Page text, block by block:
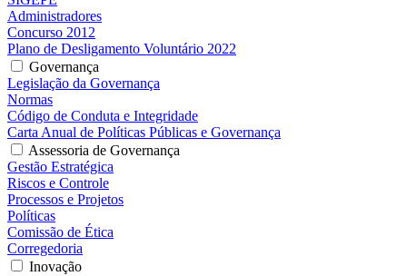
Administradores
Concurso 2012
Plano de Desligamento Voluntário 2022
Governança
Legislação da Governança
Normas
Código de Conduta e Integridade
Carta Anual de Políticas Públicas e Governança
Assessoria de Governança
Gestão Estratégica
Riscos e Controle
Processos e Projetos
Políticas
Comissão de Ética
Corregedoria
Inovação